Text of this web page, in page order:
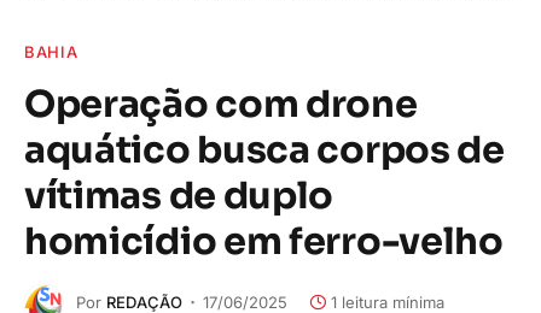
BAHIA
Operação com drone
aquático busca corpos de
vítimas de duplo
homicídio em ferro-velho
Por REDAÇÃO 17/06/2025 1 leitura mínima